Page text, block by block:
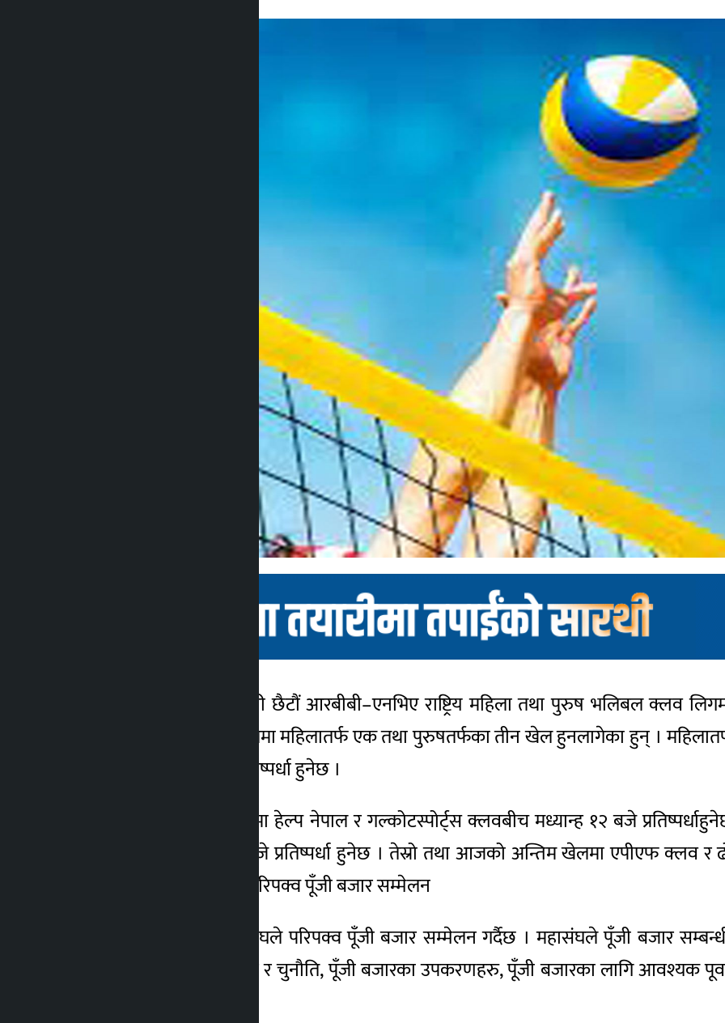
काठमाडौं । राजधानीमा जारी छैटौं आरबीबी–एनभिए राष्ट्रिय महिला तथा पुरुष भलिबल क्लव
कभर्डहलमा शुक्रवार हुने खेलमा महिलातर्फ एक तथा पुरुषतर्फका तीन खेल हुनलागेका हुन् ।
क्लवबीच बिहान १० बजे प्रतिष्पर्धा हुनेछ ।
त्यस्तै पुरुषतर्फ पहिलो खेलमा हेल्प नेपाल र गल्कोटस्पोर्ट्स क्लवबीच मध्यान्ह १२ बजे
पुलिस क्लवबीच दिउँसो २बजे प्रतिष्पर्धा हुनेछ । तेस्रो तथा आजको अन्तिम खेलमा एपीएफ क्लव र
अपरान्ह ४ बजे शुरु हुनेछ ।परिपक्व पूँजी बजार सम्मेलन
नेपाल उद्योग वाणिज्य महासंघले परिपक्व पूँजी बजार सम्मेलन गर्दैछ । महासंघले पूँजी बजार
नेपालको पूँजी बजार, अवसर र चुनौति, पूँजी बजारका उपकरणहरु, पूँजी बजारका लागि आवश्यक